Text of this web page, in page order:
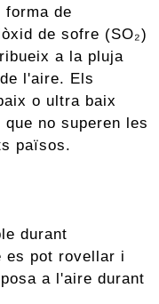
de
de sofre (SO₂)
a la pluja
l'aire. Els
o ultra baix
no superen les
països.
durant
es pot rovellar i
a l'aire durant